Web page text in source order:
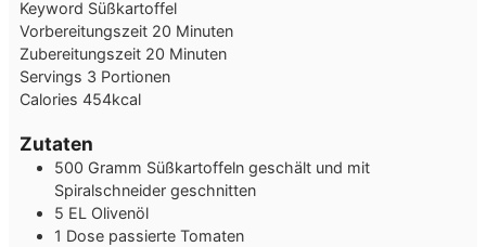
Keyword Süßkartoffel
Vorbereitungszeit 20 Minuten
Minuten
Zubereitungszeit 20 Minuten
Minuten
Servings 3 Portionen
Calories 454kcal
Zutaten
500 Gramm Süßkartoffeln geschält und mit
Spiralschneider geschnitten
5 EL Olivenöl
1 Dose passierte Tomaten